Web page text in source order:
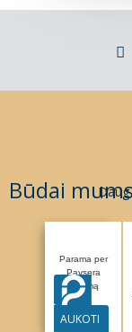
Būdai
Parama per
Paysera
sistemą
AUKOTI